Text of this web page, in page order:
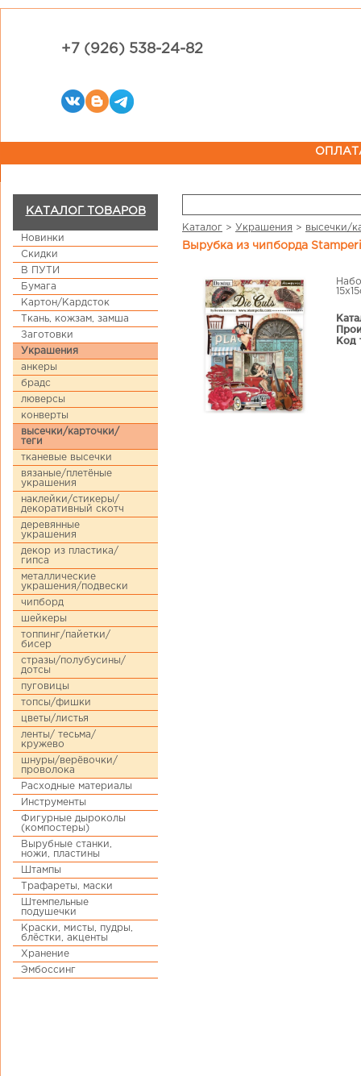
+7 (926) 538-24-82
КАТАЛОГ ТОВАРОВ
Новинки
Скидки
В ПУТИ
Бумага
Картон/Кардсток
Ткань, кожзам, замша
Заготовки
Украшения
анкеры
брадс
люверсы
конверты
высечки/карточки/
теги
тканевые высечки
вязаные/плетёные
украшения
наклейки/стикеры/
декоративный скотч
деревянные
украшения
декор из пластика/
гипса
металлические
украшения/подвески
чипборд
шейкеры
топпинг/пайетки/
бисер
стразы/полубусины/
дотсы
пуговицы
топсы/фишки
цветы/листья
ленты/ тесьма/
кружево
шнуры/верёвочки/
проволока
Расходные материалы
Инструменты
Фигурные дыроколы
(компостеры)
Вырубные станки,
ножи, пластины
Штампы
Трафареты, маски
Штемпельные
подушечки
Краски, мисты, пудры,
блёстки, акценты
Хранение
Эмбоссинг
Каталог > Украшения > высечки/
Вырубка из чипборда
Код